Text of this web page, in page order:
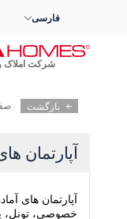
بازگشت
آپارتمان
آپارتمان های
فارسی
شرکت املاک